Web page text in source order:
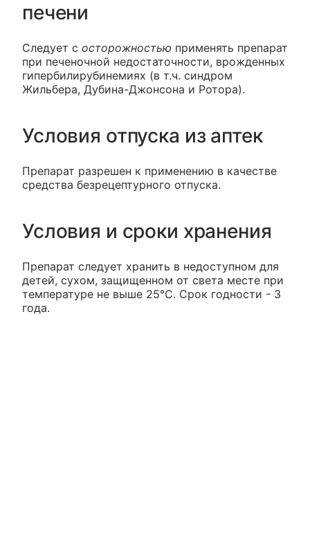
печени
Следует с осторожностью применять препарат
при печеночной недостаточности, врожденных
гипербилирубинемиях (в т.ч. синдром
Жильбера, Дубина-Джонсона и Ротора).
Условия отпуска из аптек
Препарат разрешен к применению в качестве
средства безрецептурного отпуска.
Условия и сроки хранения
Препарат следует хранить в недоступном для
детей, сухом, защищенном от света месте при
температуре не выше 25°С. Срок годности - 3
года.